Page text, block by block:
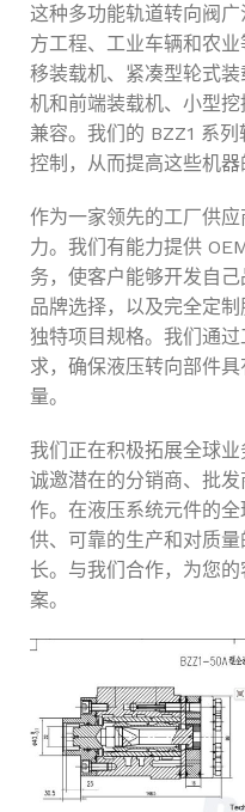
这种多功能轨道转向阀
方工程、工业车辆和农
移装载机、紧凑型轮式
机和前端装载机、小型
兼容。我们的 BZZ1 系
控制，从而提高这些机器
作为一家领先的工厂供
力。我们有能力提供
务，使客户能够开发自
品牌选择，以及完全定
独特项目规格。我们通
求，确保液压转向部件
量。
我们正在积极拓展全球
诚邀潜在的分销商、批
作。在液压系统元件的
供、可靠的生产和对质
长。与我们合作，为您
案。